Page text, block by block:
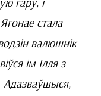
стала
валюшнік
ім Ілля з
Адазваўшыся,